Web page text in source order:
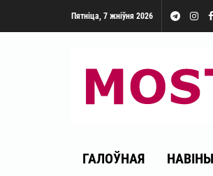
Пятніца, 7 жніўня 2026
ГАЛОЎНАЯ НАВІНЫ